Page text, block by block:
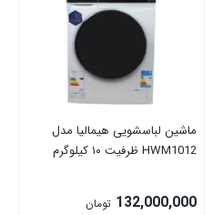
ماشین لباسشویی هیمالیا مدل
HWM1012 ظرفیت ۱۰ کیلوگرم
132,000,000 تومان